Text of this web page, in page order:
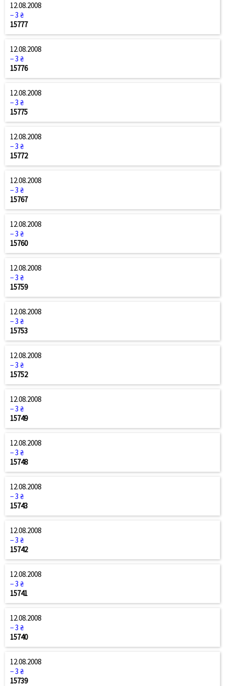
12.08.2008
− 3 ₴
15777
12.08.2008
− 3 ₴
15776
12.08.2008
− 3 ₴
15775
12.08.2008
− 3 ₴
15772
12.08.2008
− 3 ₴
15767
12.08.2008
− 3 ₴
15760
12.08.2008
− 3 ₴
15759
12.08.2008
− 3 ₴
15753
12.08.2008
− 3 ₴
15752
12.08.2008
− 3 ₴
15749
12.08.2008
− 3 ₴
15748
12.08.2008
− 3 ₴
15743
12.08.2008
− 3 ₴
15742
12.08.2008
− 3 ₴
15741
12.08.2008
− 3 ₴
15740
12.08.2008
− 3 ₴
15739